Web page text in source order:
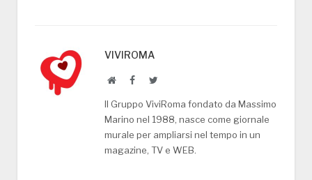
VIVIROMA
WebsiteFacebookTwitter
Il Gruppo ViviRoma fondato da Massimo
Marino nel 1988, nasce come giornale
murale per ampliarsi nel tempo in un
magazine, TV e WEB.